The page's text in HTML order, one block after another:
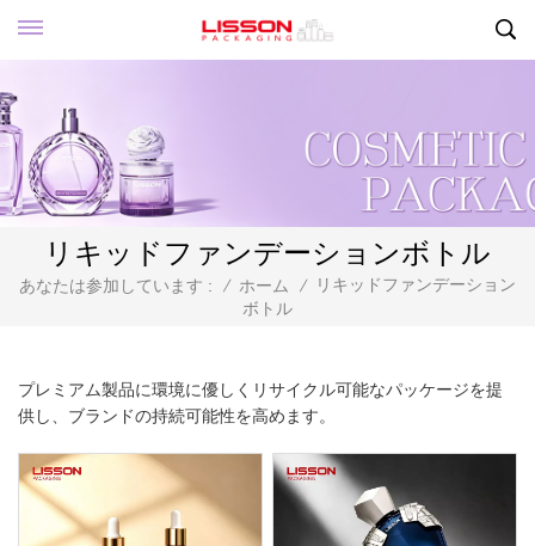
リキッドファンデーションボトル
あなたは参加しています : / ホーム /
リキッドファンデーション
ボトル
プレミアム製品に環境に優しくリサイクル可能なパッケージを提
供し、ブランドの持続可能性を高めます。